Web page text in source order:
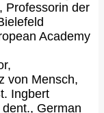
Professorin der
Academy
von Mensch,
Ingbert
German